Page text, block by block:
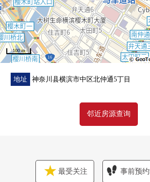
・租赁自行车(3楼)
※请向利用时间、费用询问详细。
・在因为是坚固的地盘所以完成的地面支
用
※地盘调查结果：N价值超过60(在非常在
固的沙子质量土紧密)
・装入蜂窝型阻尼器的"制震构造"使用
・CENTRAL净水功能(住戸内的所有的水净
・24小时有人管理体制
00门卫(双语)00～PM8 AM8是对应
▼翻新内容(2025年12月实施)
・组合厨房/零件交换
100 m
地址 神奈川县横滨市中区北仲通5丁目
邻近房源查询
最受关注 事前预